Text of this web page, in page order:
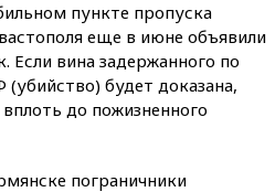
пункте пропуска
еще в июне объявили
Если вина задержанного по
будет доказана,
до пожизненного
пограничники